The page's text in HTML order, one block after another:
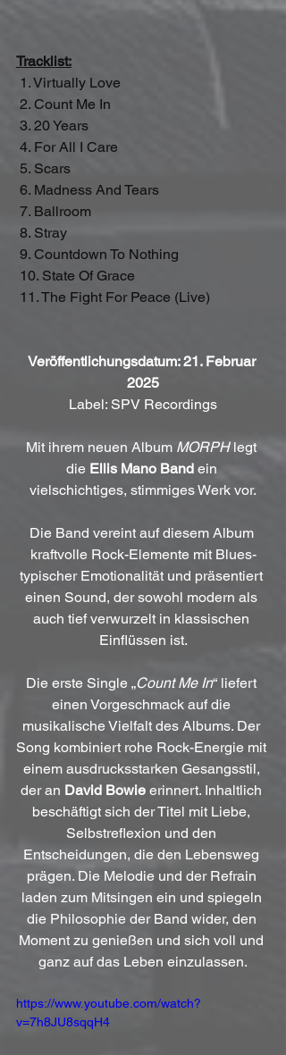
Tracklist:
1. Virtually Love
2. Count Me In
3. 20 Years
4. For All I Care
5. Scars
6. Madness And Tears
7. Ballroom
8. Stray
9. Countdown To Nothing
10. State Of Grace
11. The Fight For Peace (Live)
Veröffentlichungsdatum: 21. Februar
2025
Label: SPV Recordings
Mit ihrem neuen Album MORPH legt
die Ellis Mano Band ein
vielschichtiges, stimmiges Werk vor.
Die Band vereint auf diesem Album
kraftvolle Rock-Elemente mit Blues-
typischer Emotionalität und präsentiert
einen Sound, der sowohl modern als
auch tief verwurzelt in klassischen
Einflüssen ist.
Die erste Single „Count Me In“ liefert
einen Vorgeschmack auf die
musikalische Vielfalt des Albums. Der
Song kombiniert rohe Rock-Energie mit
einem ausdrucksstarken Gesangsstil,
der an David Bowie erinnert. Inhaltlich
beschäftigt sich der Titel mit Liebe,
Selbstreflexion und den
Entscheidungen, die den Lebensweg
prägen. Die Melodie und der Refrain
laden zum Mitsingen ein und spiegeln
die Philosophie der Band wider, den
Moment zu genießen und sich voll und
ganz auf das Leben einzulassen.
https://www.youtube.com/watch?
v=7h8JU8sqqH4